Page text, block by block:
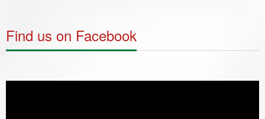
Find us on Facebook